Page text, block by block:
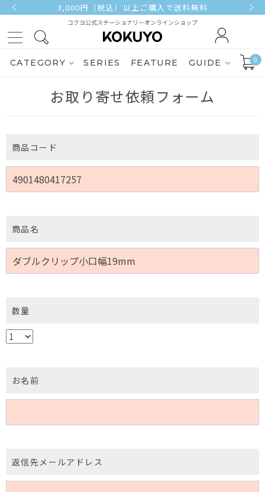
3,000円（税込）以上ご購入で送料無料
コクヨ公式ステーショナリーオンラインショップ
CATEGORY SERIES FEATURE GUIDE 0
お取り寄せ依頼フォーム
商品コード
商品名
数量
お名前
返信先メールアドレス